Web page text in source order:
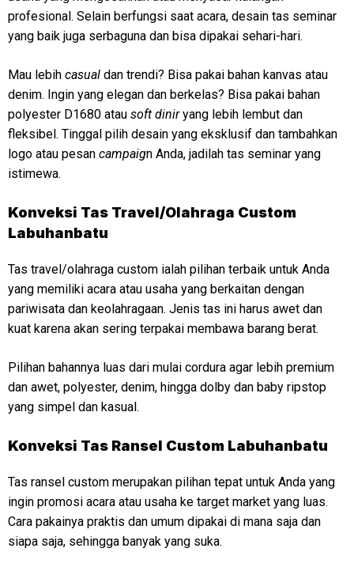
profesional. Selain berfungsi saat acara, desain tas seminar
yang baik juga serbaguna dan bisa dipakai sehari-hari.
Mau lebih casual dan trendi? Bisa pakai bahan kanvas atau
denim. Ingin yang elegan dan berkelas? Bisa pakai bahan
polyester D1680 atau soft diniryang lebih lembut dan
fleksibel. Tinggal pilih desain yang eksklusif dan tambahkan
logo atau pesan campaign Anda, jadilah tas seminar yang
istimewa.
Konveksi Tas Travel/Olahraga Custom
Labuhanbatu
Tas travel/olahraga custom ialah pilihan terbaik untuk Anda
yang memiliki acara atau usaha yang berkaitan dengan
pariwisata dan keolahragaan. Jenis tas ini harus awet dan
kuat karena akan sering terpakai membawa barang berat.
Pilihan bahannya luas dari mulai cordura agar lebih premium
dan awet, polyester, denim, hingga dolby dan baby ripstop
yang simpel dan kasual.
Konveksi Tas Ransel Custom Labuhanbatu
Tas ransel custom merupakan pilihan tepat untuk Anda yang
ingin promosi acara atau usaha ke target market yang luas.
Cara pakainya praktis dan umum dipakai di mana saja dan
siapa saja, sehingga banyak yang suka.